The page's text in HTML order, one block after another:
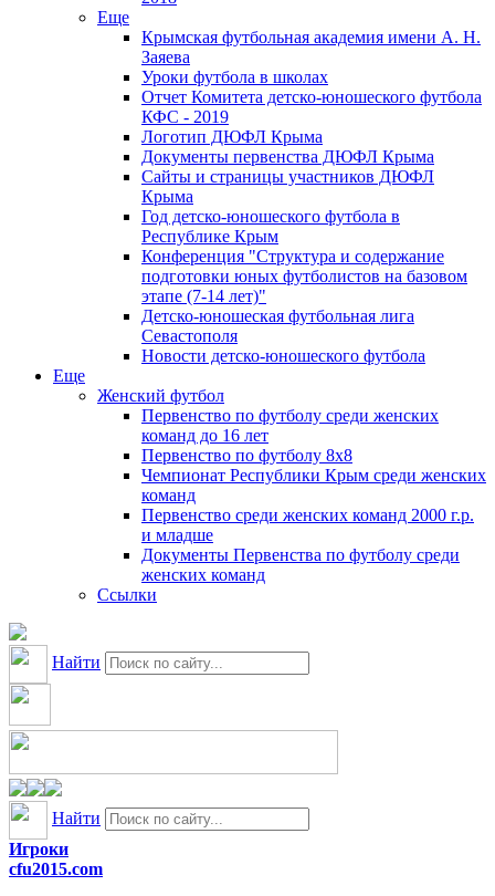
Еще
Крымская футбольная академия имени А. Н.
Заяева
Уроки футбола в школах
Отчет Комитета детско-юношеского футбола
КФС - 2019
Логотип ДЮФЛ Крыма
Документы первенства ДЮФЛ Крыма
Сайты и страницы участников ДЮФЛ
Крыма
Год детско-юношеского футбола в
Республике Крым
Конференция "Структура и содержание
подготовки юных футболистов на базовом
этапе (7-14 лет)"
Детско-юношеская футбольная лига
Севастополя
Новости детско-юношеского футбола
Еще
Женский футбол
Первенство по футболу среди женских
команд до 16 лет
Первенство по футболу 8х8
Чемпионат Республики Крым среди женских
команд
Первенство среди женских команд 2000 г.р.
и младше
Документы Первенства по футболу среди
женских команд
Ссылки
Найти
Найти
Игроки
cfu2015.com